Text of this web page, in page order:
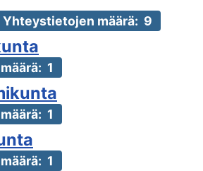
Yhteystietojen määrä: 9
1
1
1